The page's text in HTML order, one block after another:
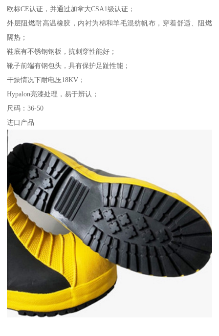
欧标CE认证，并通过加拿大CSA1级认证；
外层阻燃耐高温橡胶，内衬为棉和羊毛混纺帆布，穿着舒适、阻燃
隔热；
鞋底有不锈钢钢板，抗刺穿性能好；
靴子前端有钢包头，具有保护足趾性能；
干燥情况下耐电压18KV；
Hypalon亮漆处理，易于辨认；
尺码：36-50
进口产品